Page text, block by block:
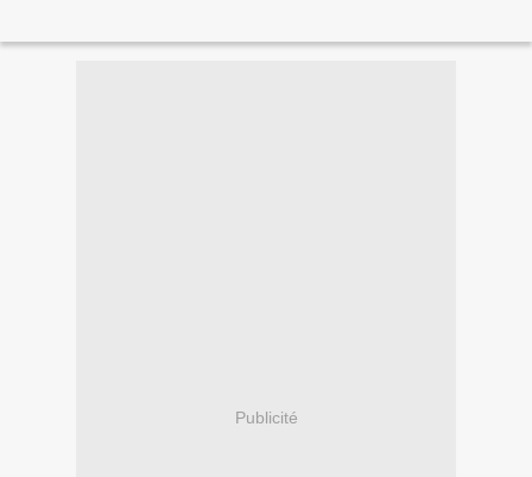
Publicité